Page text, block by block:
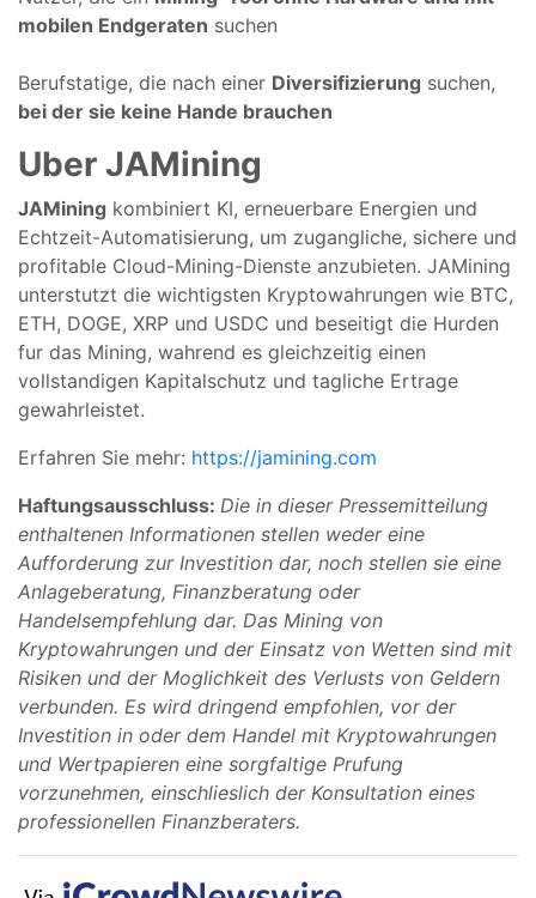
mobilen Endgeraten suchen
Berufstatige, die nach einer Diversifizierung suchen,
bei der sie keine Hande brauchen
Uber JAMining
JAMining kombiniert KI, erneuerbare Energien und
Echtzeit-Automatisierung, um zugangliche, sichere und
profitable Cloud-Mining-Dienste anzubieten. JAMining
unterstutzt die wichtigsten Kryptowahrungen wie BTC,
ETH, DOGE, XRP und USDC und beseitigt die Hurden
fur das Mining, wahrend es gleichzeitig einen
vollstandigen Kapitalschutz und tagliche Ertrage
gewahrleistet.
Erfahren Sie mehr: https://jamining.com
Haftungsausschluss: Die in dieser Pressemitteilung
enthaltenen Informationen stellen weder eine
Aufforderung zur Investition dar, noch stellen sie eine
Anlageberatung, Finanzberatung oder
Handelsempfehlung dar. Das Mining von
Kryptowahrungen und der Einsatz von Wetten sind mit
Risiken und der Moglichkeit des Verlusts von Geldern
verbunden. Es wird dringend empfohlen, vor der
Investition in oder dem Handel mit Kryptowahrungen
und Wertpapieren eine sorgfaltige Prufung
vorzunehmen, einschlieslich der Konsultation eines
professionellen Finanzberaters.